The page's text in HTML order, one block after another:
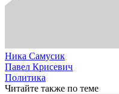
Ника Самусик
Павел Крисевич
Политика
Читайте также по теме